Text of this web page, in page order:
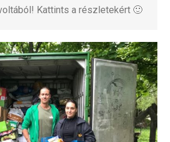
Kattints a részletekért 🙂